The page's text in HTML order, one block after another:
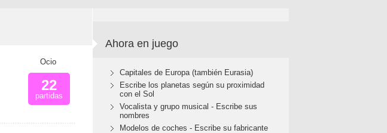
Ocio
22
partidas
Ahora en juego
Capitales de Europa (también Eurasia)
Escribe los planetas según su proximidad
con el Sol
Vocalista y grupo musical - Escribe sus
nombres
Modelos de coches - Escribe su fabricante